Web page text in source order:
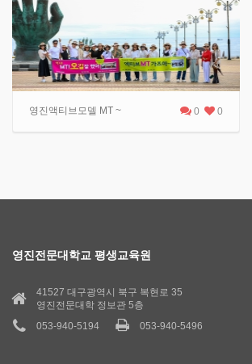
영진액티브모델 MT ~ 0 0
영진전문대학교 평생교육원
41527 대구광역시 북구 복현로 35
영진전문대학 정보관 5층
053-940-5194
053-940-5496